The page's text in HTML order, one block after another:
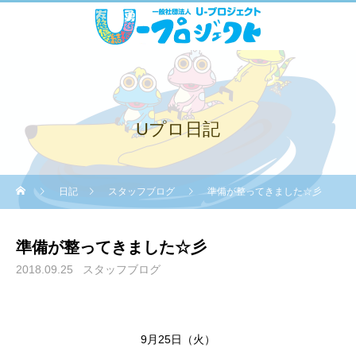
Uプロ日記
日記 スタッフブログ 準備が整ってきました☆彡
準備が整ってきました☆彡
2018.09.25 スタッフブログ
9月25日（火）